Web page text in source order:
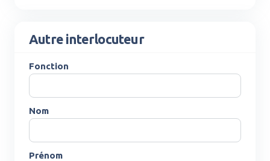
Autre interlocuteur
Fonction
Nom
Prénom